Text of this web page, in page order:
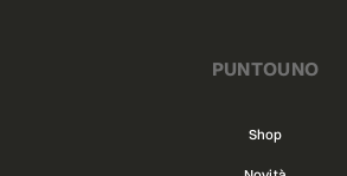
PUNTOUNO
Shop